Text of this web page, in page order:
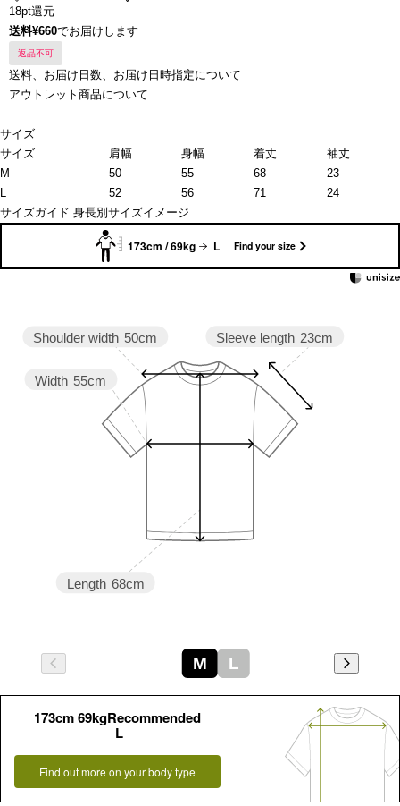
18pt還元
送料¥660でお届けします
返品不可
送料、お届け日数、お届け日時指定について
アウトレット商品について
サイズ
サイズ
肩幅 身幅 着丈
袖丈
M
50 55 68
23
L
52 56 71
24
サイズガイド 身長別サイズイメージ
173cm / 69kg L Find your size
Sleeve length 23cm
Length 68cm
Width 55cm
Shoulder width 50cm
M L
173cm 69kgRecommended
L
Find out more on your body type